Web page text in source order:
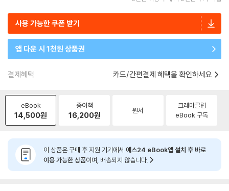
사용 가능한 쿠폰 받기
앱 다운 시 1천원 상품권
결제혜택 카드/간편결제 혜택을 확인하세요
eBook
14,500원
종이책
16,200원 원서
크레마클럽
eBook 구독
이 상품은 구매 후 지원 기기에서 예스24 eBook앱 설치 후 바로
이용 가능한 상품이며, 배송되지 않습니다.